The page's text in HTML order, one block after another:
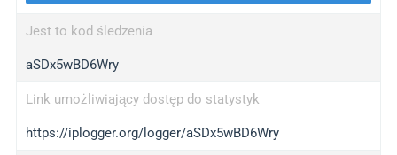
wl.gl
ed.tc
iplogger.com
Jest to kod śledzenia
aSDx5wBD6Wry
Link umożliwiający dostęp do statystyk
https://iplogger.org/logger/aSDx5wBD6Wry